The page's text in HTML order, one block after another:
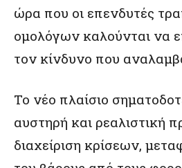
ώρα που οι επενδυτές
ομολόγων καλούνται να
τον κίνδυνο που
Το νέο πλαίσιο
αυστηρή και ρεαλιστική
διαχείριση κρίσεων,